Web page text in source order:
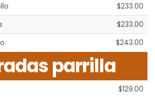
$233.00
$233.00
$243.00
parrilla
$129.00